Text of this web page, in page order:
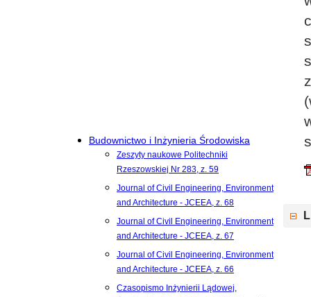
Budownictwo i Inżynieria Środowiska
Zeszyty naukowe Politechniki
Rzeszowskiej Nr 283, z. 59
Journal of Civil Engineering, Environment
and Architecture - JCEEA, z. 68
Journal of Civil Engineering, Environment
and Architecture - JCEEA, z. 67
Journal of Civil Engineering, Environment
and Architecture - JCEEA, z. 66
Czasopismo Inżynierii Lądowej,